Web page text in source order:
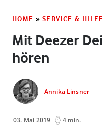
HOME » SERVICE & HILFE
Mit Deezer
hören
Annika Linsner
03. Mai 2019 4 min.